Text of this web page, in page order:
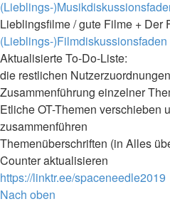
(Lieblings-
Lieblingsfilme / gute Filme + Der
(Lieblings-)Filmdiskussionsfaden
Aktualisierte To-Do-Liste:
die restlichen Nutzerzuordnungen
Zusammenführung einzelner
Etliche OT-Themen verschieben
zusammenführen
Themenüberschriften (in Alles
Counter aktualisieren
https://linktr.ee/spaceneedle2019
Nach oben